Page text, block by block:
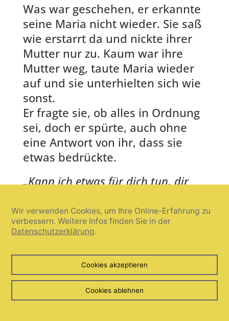
Was war geschehen, er erkannte
seine Maria nicht wieder. Sie saß
wie erstarrt da und nickte ihrer
Mutter nur zu. Kaum war ihre
Mutter weg, taute Maria wieder
auf und sie unterhielten sich wie
sonst.
Er fragte sie, ob alles in Ordnung
sei, doch er spürte, auch ohne
eine Antwort von ihr, dass sie
etwas bedrückte.
„Kann ich etwas für dich tun, dir
Kopf. Da muss ich alleine durch,
dachte sie. In der Zeit in Mexiko
hatte sie total vergessen, wie eng
und bedrückend es ihr mit ihren
Eltern ging. Sie hatte gehofft,
dass der Umstand, dass sie
Großeltern werden würden, die
Wir verwenden Cookies, um Ihre Online-Erfahrung zu
verbessern. Weitere Infos finden Sie in der
Datenschutzerklärung.
Cookies akzeptieren
Cookies ablehnen